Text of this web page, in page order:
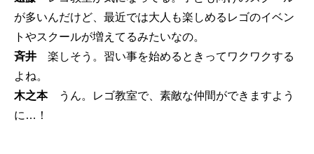
が多いんだけど、最近では大人も楽しめるレゴのイベン
トやスクールが増えてるみたいなの。
斉井 楽しそう。習い事を始めるときってワクワクする
よね。
木之本うん。レゴ教室で、素敵な仲間ができますよう
に…！